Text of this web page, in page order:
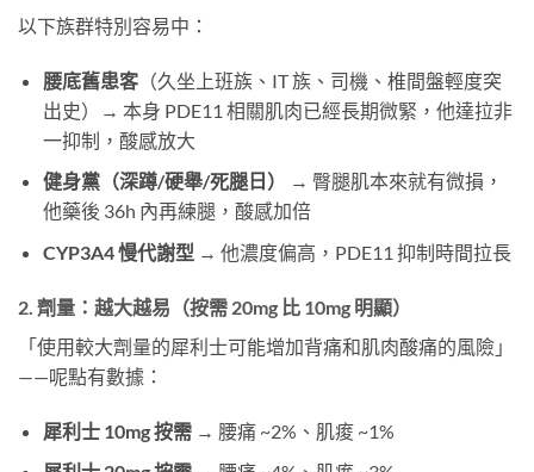
以下族群特別容易中：
腰底舊患客（久坐上班族、IT 族、司機、椎間盤輕度突
出史）→ 本身 PDE11 相關肌肉已經長期微緊，他達拉非
一抑制，酸感放大
健身黨（深蹲/硬舉/死腿日）
​ → 臀腿肌本來就有微損，
他藥後 36h 內再練腿，酸感加倍
CYP3A4 慢代謝型 ​ → 他濃度偏高，PDE11 抑制時間拉長
2. 劑量：越大越易（按需 20mg 比 10mg 明顯）
「使用較大劑量的犀利士可能增加背痛和肌肉酸痛的風險」
——呢點有數據：
犀利士 10mg 按需​ → 腰痛 ~2%、肌痠 ~1%